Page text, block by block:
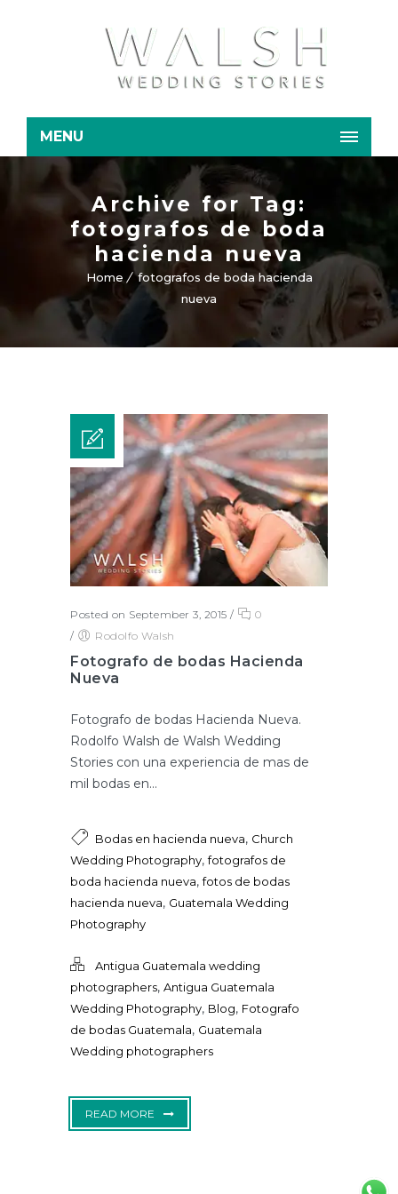
MENU
Archive for Tag:
fotografos de boda
hacienda nueva
Home
fotografos de boda hacienda
nueva
Posted on September 3, 2015 /
0
/
Rodolfo Walsh
Fotografo de bodas Hacienda
Nueva
Fotografo de bodas Hacienda Nueva.
Rodolfo Walsh de Walsh Wedding
Stories con una experiencia de mas de
mil bodas en...
Bodas en hacienda nueva, Church
Wedding Photography,fotografos de
boda hacienda nueva,fotos de bodas
hacienda nueva, Guatemala Wedding
Photography
Antigua Guatemala wedding
photographers, Antigua Guatemala
Wedding Photography, Blog, Fotografo
de bodas Guatemala, Guatemala
Wedding photographers
READ MORE